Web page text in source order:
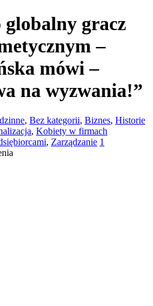
globalny gracz
–
mówi –
na wyzwania!”
, Bez kategorii, Biznes, Historie
, Kobiety w firmach
, Zarządzanie 1